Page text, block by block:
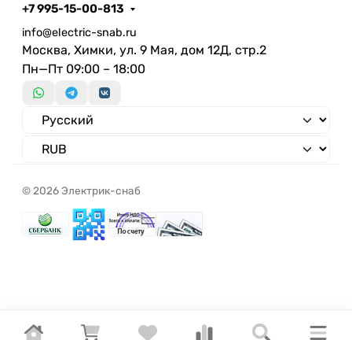
+7 995-15-00-813
info@electric-snab.ru
Москва, Химки, ул. 9 Мая, дом 12Д, стр.2
Пн—Пт 09:00 – 18:00
© 2026 Электрик-снаб